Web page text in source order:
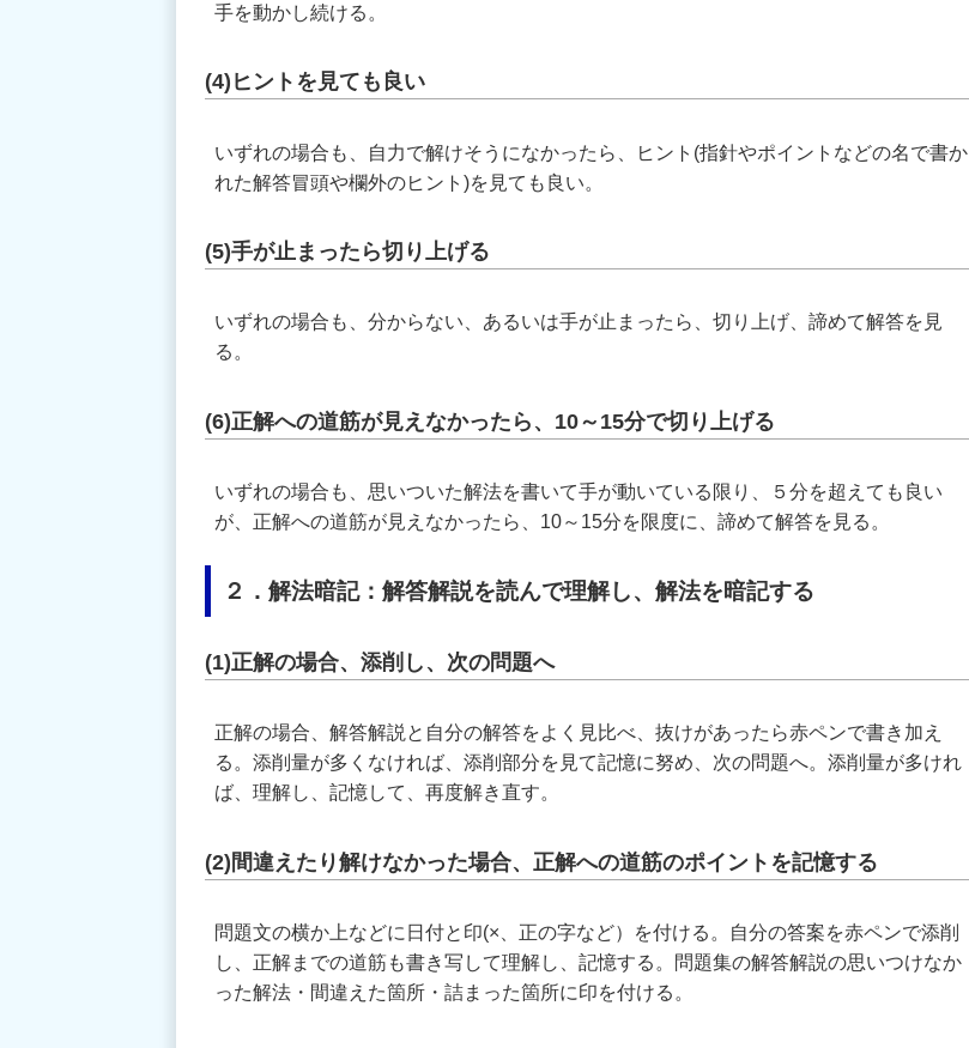
手を動かし続ける。
(4)ヒントを見ても良い
いずれの場合も、自力で解けそうになかったら、ヒント(指針やポイントなどの名で書か
れた解答冒頭や欄外のヒント)を見ても良い。
(5)手が止まったら切り上げる
いずれの場合も、分からない、あるいは手が止まったら、切り上げ、諦めて解答を見
る。
(6)正解への道筋が見えなかったら、10～15分で切り上げる
いずれの場合も、思いついた解法を書いて手が動いている限り、５分を超えても良い
が、正解への道筋が見えなかったら、10～15分を限度に、諦めて解答を見る。
２．解法暗記：解答解説を読んで理解し、解法を暗記する
(1)正解の場合、添削し、次の問題へ
正解の場合、解答解説と自分の解答をよく見比べ、抜けがあったら赤ペンで書き加え
る。添削量が多くなければ、添削部分を見て記憶に努め、次の問題へ。添削量が多けれ
ば、理解し、記憶して、再度解き直す。
(2)間違えたり解けなかった場合、正解への道筋のポイントを記憶する
問題文の横か上などに日付と印(×、正の字など）を付ける。自分の答案を赤ペンで添削
し、正解までの道筋も書き写して理解し、記憶する。問題集の解答解説の思いつけなか
った解法・間違えた箇所・詰まった箇所に印を付ける。